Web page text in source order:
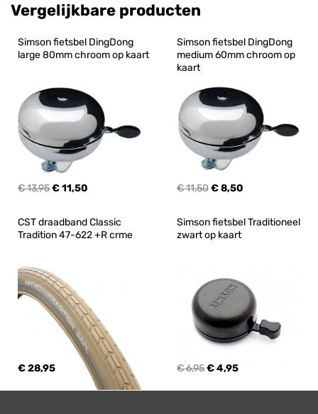
Vergelijkbare producten
Simson fietsbel DingDong
large 80mm chroom op kaart
€ 13,95€ 11,50
Simson fietsbel DingDong
medium 60mm chroom op
kaart
€ 11,50€ 8,50
CST draadband Classic
Tradition 47-622 +R crme
€ 28,95
Simson fietsbel Traditioneel
zwart op kaart
€ 6,95€ 4,95